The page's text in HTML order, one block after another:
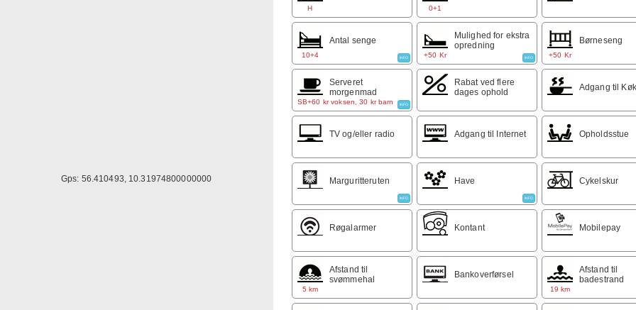
Gps: 56.410493, 10.31974800000000
Der er et tillæg på 50 kr ved kun en overnatning i skolernes
H 0+1
10+4
Antal senge
INFO +50 Kr
Mulighed for ekstra
opredning
INFO +50 Kr
Børneseng
SB+60 kr voksen, 30 kr barn
Serveret
morgenmad
INFO
Rabat ved flere
dages ophold
Adgang til
TV og/eller radio Adgang til Internet Opholdsstue
Marguritteruten
INFO
Have
INFO
Cykelskur
Røgalarmer Kontant Mobilepay
5 km
Afstand til
svømmehal
Bankoverførsel
19 km
Afstand til
badestrand